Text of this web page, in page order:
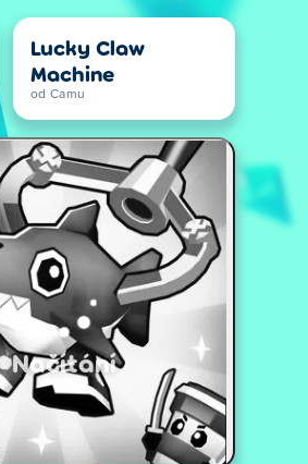
Lucky Claw
Machine
od Camu
Načítání